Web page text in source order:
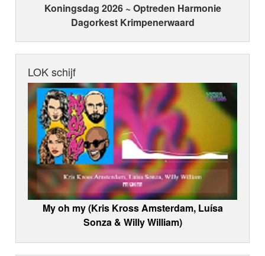
Koningsdag 2026 ~ Optreden Harmonie
Dagorkest Krimpenerwaard
LOK schijf
My oh my (Kris Kross Amsterdam, Luísa
Sonza & Willy William)